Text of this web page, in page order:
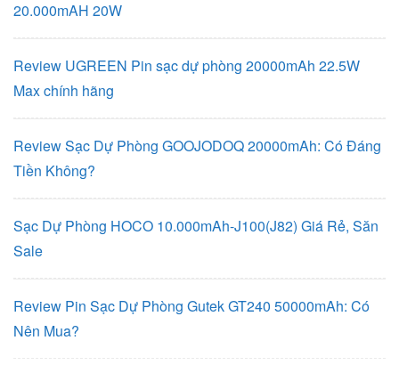
20.000mAH 20W
Review UGREEN Pin sạc dự phòng 20000mAh 22.5W
Max chính hãng
Review Sạc Dự Phòng GOOJODOQ 20000mAh: Có Đáng
Tiền Không?
Sạc Dự Phòng HOCO 10.000mAh-J100(J82) Giá Rẻ, Săn
Sale
Review Pin Sạc Dự Phòng Gutek GT240 50000mAh: Có
Nên Mua?